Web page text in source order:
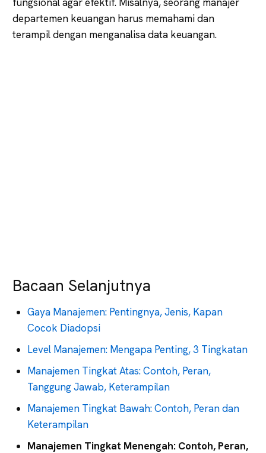
departemen keuangan harus memahami dan
terampil dengan menganalisa data keuangan.
Bacaan Selanjutnya
Gaya Manajemen: Pentingnya, Jenis, Kapan
Cocok Diadopsi
Level Manajemen: Mengapa Penting, 3 Tingkatan
Manajemen Tingkat Atas: Contoh, Peran,
Tanggung Jawab, Keterampilan
Manajemen Tingkat Bawah: Contoh, Peran dan
Keterampilan
Manajemen Tingkat Menengah: Contoh, Peran,